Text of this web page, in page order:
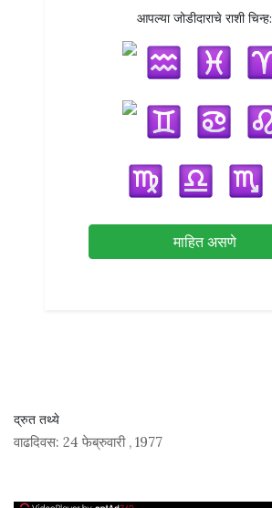
आपल्या जोडीदाराचे राशी चिन्ह:
माहित असणे
द्रुत तथ्ये
वाढदिवस: 24 फेब्रुवारी , 1977